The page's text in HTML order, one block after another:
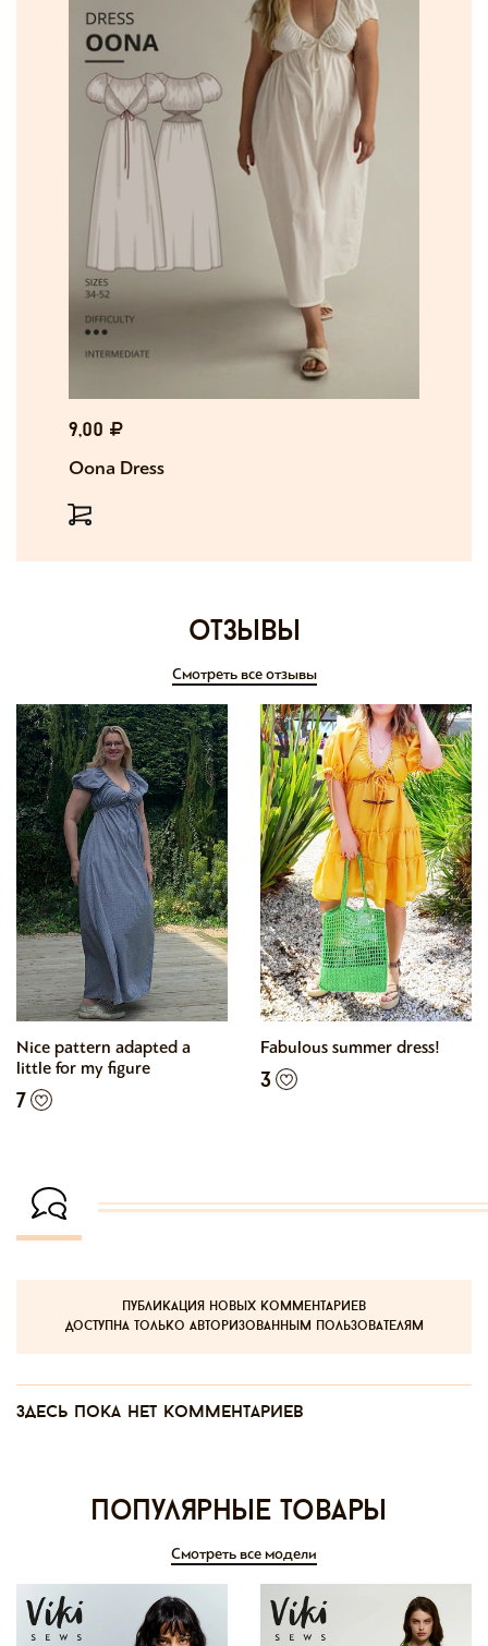
9,00
Oona Dress
отзывы
Смотреть все отзывы
Nice pattern adapted a
little for my figure
7
Fabulous summer dress!
3
публикация новых комментариев
доступна только авторизованным пользователям
Здесь пока нет комментариев
Популярные товары
Смотреть все модели